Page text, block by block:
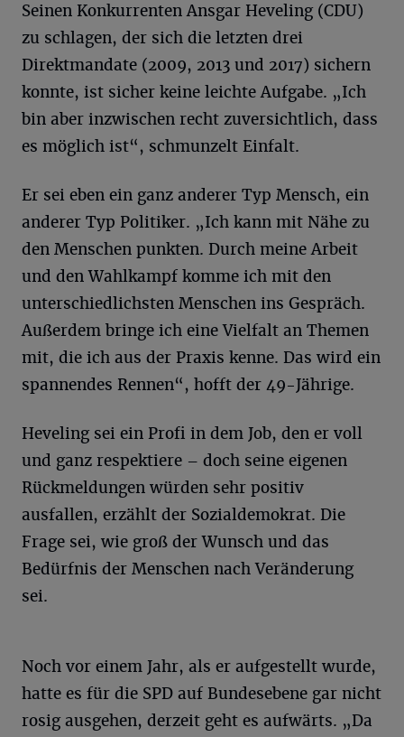
Seinen Konkurrenten Ansgar Heveling (CDU)
zu schlagen, der sich die letzten drei
Direktmandate (2009, 2013 und 2017) sichern
konnte, ist sicher keine leichte Aufgabe. „Ich
bin aber inzwischen recht zuversichtlich, dass
es möglich ist“, schmunzelt Einfalt.
Er sei eben ein ganz anderer Typ Mensch, ein
anderer Typ Politiker. „Ich kann mit Nähe zu
den Menschen punkten. Durch meine Arbeit
und den Wahlkampf komme ich mit den
unterschiedlichsten Menschen ins Gespräch.
Außerdem bringe ich eine Vielfalt an Themen
mit, die ich aus der Praxis kenne. Das wird ein
spannendes Rennen“, hofft der 49-Jährige.
Heveling sei ein Profi in dem Job, den er voll
und ganz respektiere – doch seine eigenen
Rückmeldungen würden sehr positiv
ausfallen, erzählt der Sozialdemokrat. Die
Frage sei, wie groß der Wunsch und das
Bedürfnis der Menschen nach Veränderung
sei.
Noch vor einem Jahr, als er aufgestellt wurde,
hatte es für die SPD auf Bundesebene gar nicht
rosig ausgehen, derzeit geht es aufwärts. „Da